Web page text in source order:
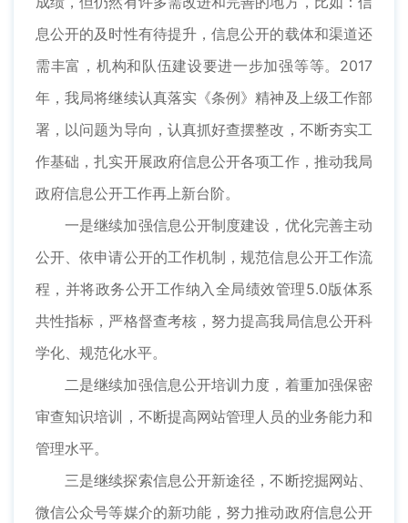
息公开的及时性有待提升，信息公开的载体和渠道还
需丰富，机构和队伍建设要进一步加强等等。2017
年，我局将继续认真落实《条例》精神及上级工作部
署，以问题为导向，认真抓好查摆整改，不断夯实工
作基础，扎实开展政府信息公开各项工作，推动我局
政府信息公开工作再上新台阶。
一是继续加强信息公开制度建设，优化完善主动
公开、依申请公开的工作机制，规范信息公开工作流
程，并将政务公开工作纳入全局绩效管理5.0版体系
共性指标，严格督查考核，努力提高我局信息公开科
学化、规范化水平。
二是继续加强信息公开培训力度，着重加强保密
审查知识培训，不断提高网站管理人员的业务能力和
管理水平。
三是继续探索信息公开新途径，不断挖掘网站、
微信公众号等媒介的新功能，努力推动政府信息公开